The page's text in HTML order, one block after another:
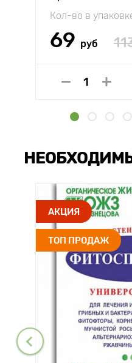
Кол-во в
69 руб
АКЦИЯ
ТОП ПРОДАЖ